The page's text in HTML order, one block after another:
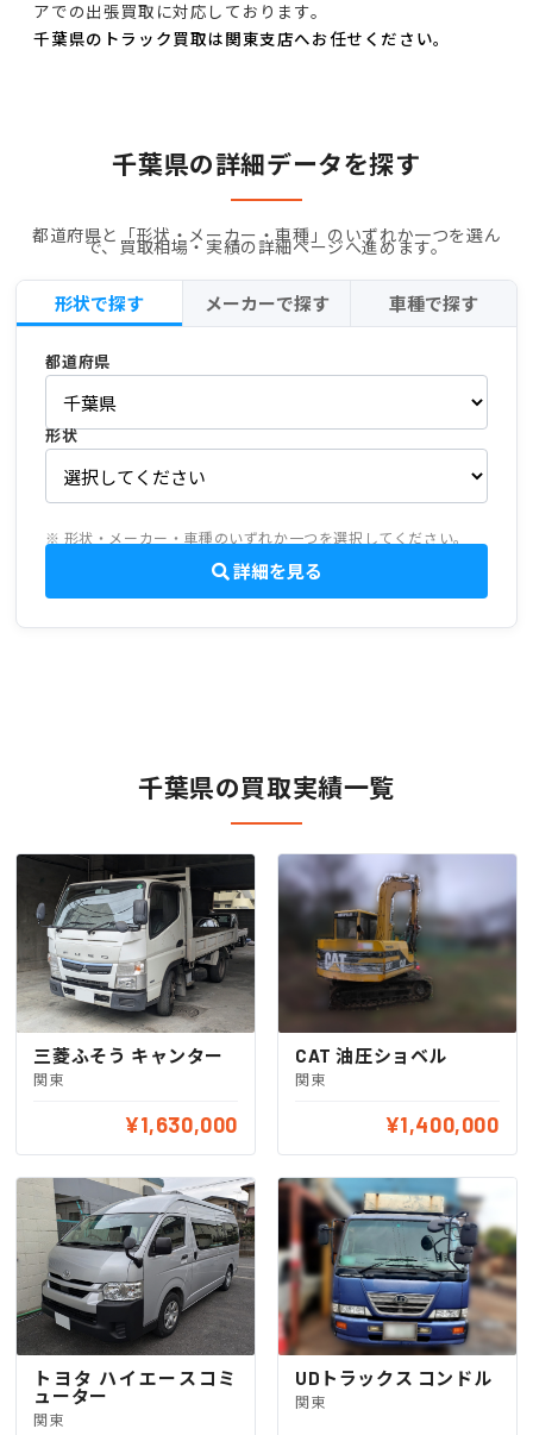
アでの出張買取に対応しております。
千葉県のトラック買取は関東支店へお任せください。
千葉県の詳細データを探す
都道府県と「形状・メーカー・車種」のいずれか一つを選ん
で、買取相場・実績の詳細ページへ進めます。
形状で探す メーカーで探す 車種で探す
都道府県
形状
※ 形状・メーカー・車種のいずれか一つを選択してください。
詳細を見る
千葉県の買取実績一覧
三菱ふそう キャンター
関東
¥1,630,000
CAT 油圧ショベル
関東
¥1,400,000
トヨタ ハイエースコミ
ューター
関東
UDトラックス コンドル
関東